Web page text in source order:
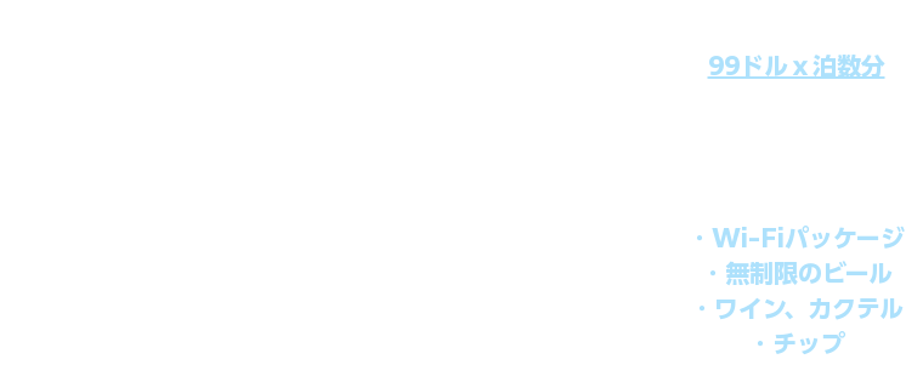
99ドルｘ泊数分
・Wi-Fiパッケージ
・無制限のビール
・ワイン、カクテル
・チップ